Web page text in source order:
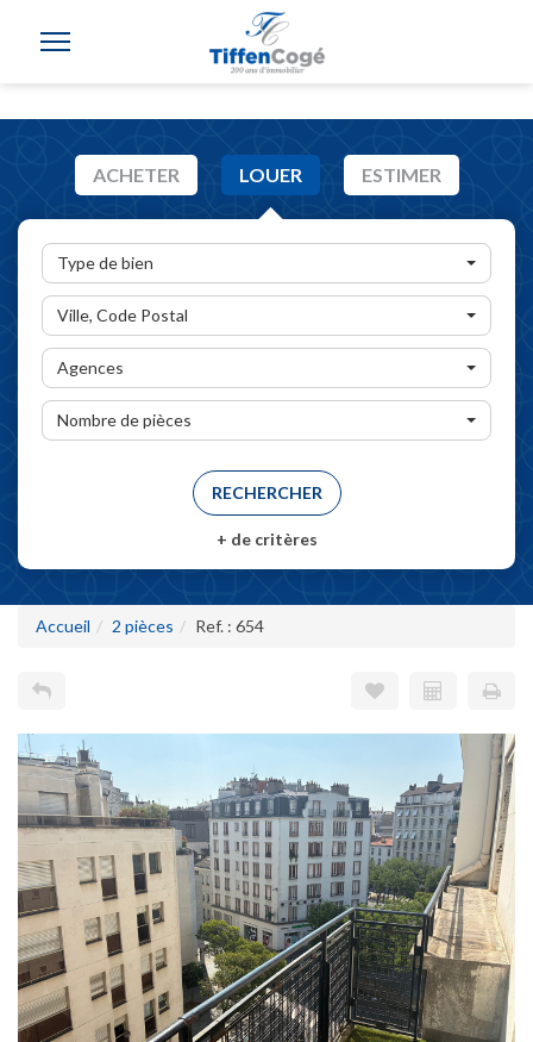
ACHETER LOUER ESTIMER
Type de bien
Ville, Code Postal
Agences
Nombre de pièces
+ de critères
Accueil 2 pièces Ref. : 654